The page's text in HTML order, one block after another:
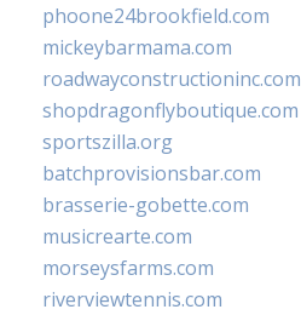
phoone24brookfield.com
mickeybarmama.com
roadwayconstructioninc.com
shopdragonflyboutique.com
sportszilla.org
batchprovisionsbar.com
brasserie-gobette.com
musicrearte.com
morseysfarms.com
riverviewtennis.com